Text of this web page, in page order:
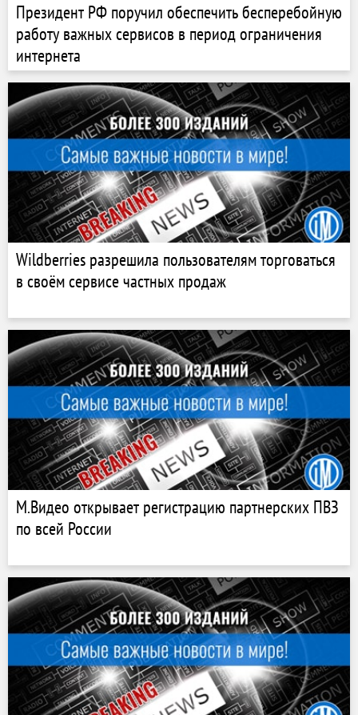
Президент РФ поручил обеспечить бесперебойную
работу важных сервисов в период ограничения
интернета
Wildberries разрешила пользователям торговаться
в своём сервисе частных продаж
М.Видео открывает регистрацию партнерских ПВЗ
по всей России